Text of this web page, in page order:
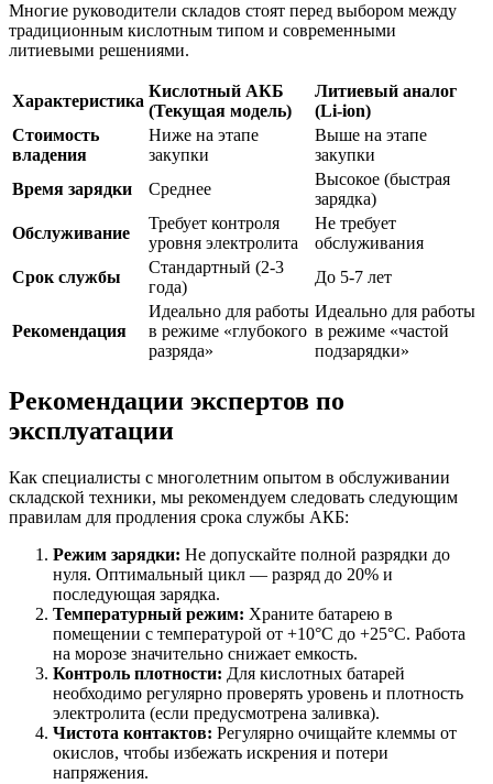
Многие руководители складов стоят перед выбором между
традиционным кислотным типом и современными
литиевыми решениями.
Характеристика
Кислотный АКБ
(Текущая модель)
Литиевый аналог
(Li-ion)
Стоимость
владения
Ниже на этапе
закупки
Выше на этапе
закупки
Время зарядки
Среднее
Высокое (быстрая
зарядка)
Обслуживание
Требует контроля
уровня электролита
Не требует
обслуживания
Срок службы
Стандартный (2-3
года)
До 5-7 лет
Рекомендация
Идеально для работы
в режиме «глубокого
разряда»
Идеально для работы
в режиме «частой
подзарядки»
Рекомендации экспертов по
эксплуатации
Как специалисты с многолетним опытом в обслуживании
складской техники, мы рекомендуем следовать следующим
правилам для продления срока службы АКБ:
Режим зарядки: Не допускайте полной разрядки до
нуля. Оптимальный цикл — разряд до 20% и
последующая зарядка.
Температурный режим: Храните батарею в
помещении с температурой от +10°C до +25°C. Работа
на морозе значительно снижает емкость.
Контроль плотности: Для кислотных батарей
необходимо регулярно проверять уровень и плотность
электролита (если предусмотрена заливка).
Чистота контактов: Регулярно очищайте клеммы от
окислов, чтобы избежать искрения и потери
напряжения.